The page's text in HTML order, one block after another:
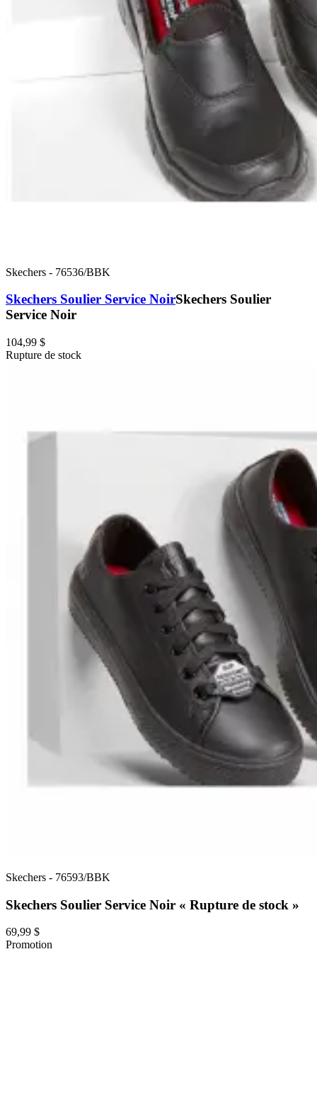
Skechers - 76536/BBK
Skechers Soulier Service NoirSkechers Soulier
Service Noir
104,99 $
Rupture de stock
Skechers - 76593/BBK
Skechers Soulier Service Noir « Rupture de stock »
69,99 $
Promotion